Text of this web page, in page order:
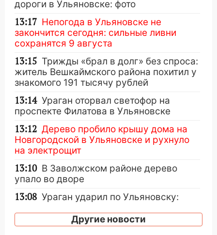
дороги в Ульяновске: фото
13:17 Непогода в Ульяновске не
закончится сегодня: сильные ливни
сохранятся 9 августа
13:15 Трижды «брал в долг» без спроса:
житель Вешкаймского района похитил у
знакомого 191 тысячу рублей
13:14 Ураган оторвал светофор на
проспекте Филатова в Ульяновске
13:12 Дерево пробило крышу дома на
Новгородской в Ульяновске и рухнуло
на электрощит
13:10 В Заволжском районе дерево
упало во дворе
13:08 Ураган ударил по Ульяновску:
затопленные улицы и остановившиеся
трамваи
Другие новости